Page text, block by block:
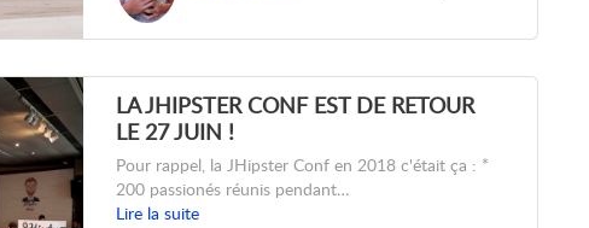
LA JHIPSTER CONF EST DE RETOUR
LE 27 JUIN !
Pour rappel, la JHipster Conf en 2018 c'était ça : *
200 passionés réunis pendant…
Lire la suite